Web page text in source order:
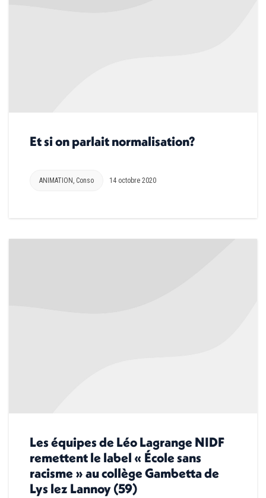
Et si on parlait normalisation?
ANIMATION , Conso 14 octobre 2020
Les équipes de Léo Lagrange NIDF
remettent le label « École sans
racisme » au collège Gambetta de
Lys lez Lannoy (59)